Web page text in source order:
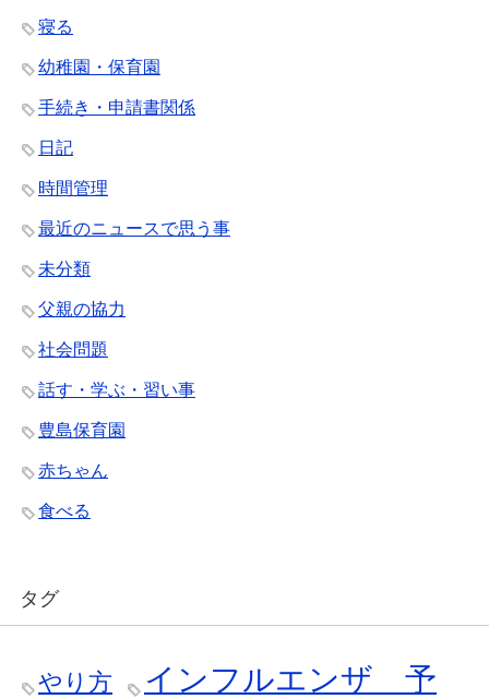
寝る
幼稚園・保育園
手続き・申請書関係
日記
時間管理
最近のニュースで思う事
未分類
父親の協力
社会問題
話す・学ぶ・習い事
豊島保育園
赤ちゃん
食べる
タグ
やり方
インフルエンザ 予